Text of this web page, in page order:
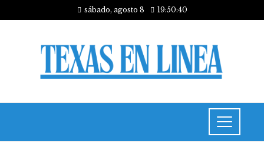
sábado, agosto 8 19:50:40